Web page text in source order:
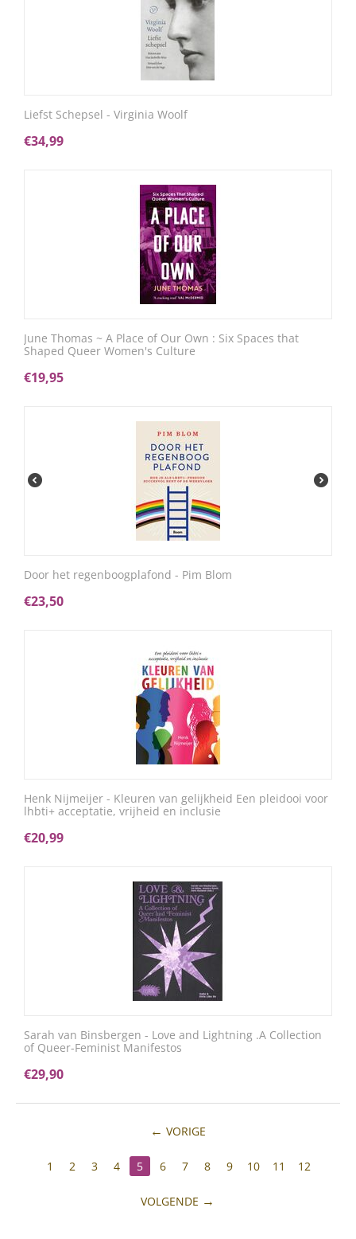
Liefst Schepsel - Virginia Woolf
€34,99
June Thomas ~ A Place of Our Own : Six Spaces that
Shaped Queer Women's Culture
€19,95
Door het regenboogplafond - Pim Blom
€23,50
Henk Nijmeijer - Kleuren van gelijkheid Een pleidooi voor
lhbti+ acceptatie, vrijheid en inclusie
€20,99
Sarah van Binsbergen - Love and Lightning .A Collection
of Queer-Feminist Manifestos
€29,90
VORIGE
1 2 3 4 5 6 7 8 9 10 11 12
VOLGENDE